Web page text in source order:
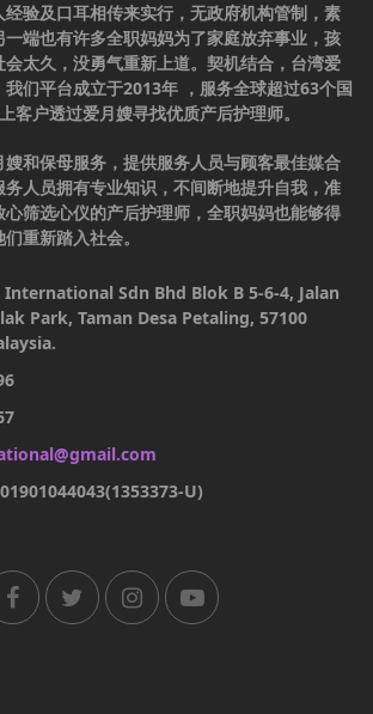
验及口耳相传来实行，无政府机构管制，素
端也有许多全职妈妈为了家庭放弃事业，孩
太久，没勇气重新上道。契机结合，台湾爱
我们平台成立于2013年 ，服务全球超过63个国
客户透过爱月嫂寻找优质产后护理师。
和保母服务，提供服务人员与顾客最佳媒合
人员拥有专业知识，不间断地提升自我，准
筛选心仪的产后护理师，全职妈妈也能够得
重新踏入社会。
Sdn Bhd Blok B 5-6-4, Jalan
Park, Taman Desa Petaling, 57100
U)